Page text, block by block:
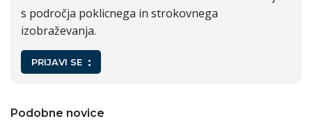
s področja poklicnega in strokovnega
izobraževanja.
PRIJAVI SE
Podobne novice